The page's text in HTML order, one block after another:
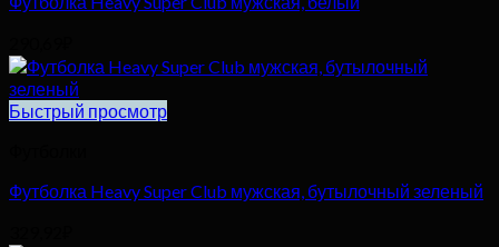
Быстрый просмотр
Футболка Heavy Super Club мужская, бутылочный зеленый